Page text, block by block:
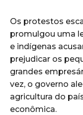
Os protestos
promulgou uma
e indígenas
prejudicar os
grandes
vez, o governo
agricultura do
econômica.